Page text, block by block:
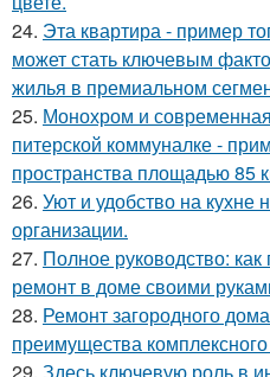
24. Эта квартира - пример
может стать ключевым
жилья в премиальном
25. Монохром и
питерской коммуналке -
пространства площадью 85
26. Уют и удобство на кухне
организации.
27. Полное руководство: как
ремонт в доме своими
28. Ремонт загородного
преимущества